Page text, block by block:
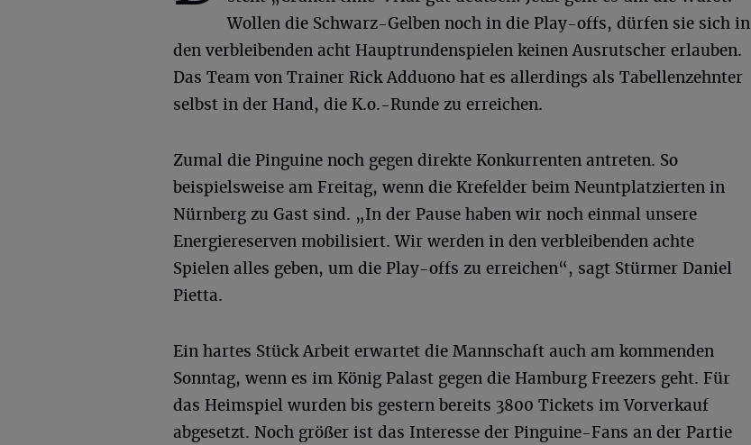
Wollen die Schwarz-Gelben noch in die Play-offs, dürfen sie sich in
den verbleibenden acht Hauptrundenspielen keinen Ausrutscher erlauben.
Das Team von Trainer Rick Adduono hat es allerdings als Tabellenzehnter
selbst in der Hand, die K.o.-Runde zu erreichen.
Zumal die Pinguine noch gegen direkte Konkurrenten antreten. So
beispielsweise am Freitag, wenn die Krefelder beim Neuntplatzierten in
Nürnberg zu Gast sind. „In der Pause haben wir noch einmal unsere
Energiereserven mobilisiert. Wir werden in den verbleibenden achte
Spielen alles geben, um die Play-offs zu erreichen“, sagt Stürmer Daniel
Pietta.
Ein hartes Stück Arbeit erwartet die Mannschaft auch am kommenden
Sonntag, wenn es im König Palast gegen die Hamburg Freezers geht. Für
das Heimspiel wurden bis gestern bereits 3800 Tickets im Vorverkauf
abgesetzt. Noch größer ist das Interesse der Pinguine-Fans an der Partie